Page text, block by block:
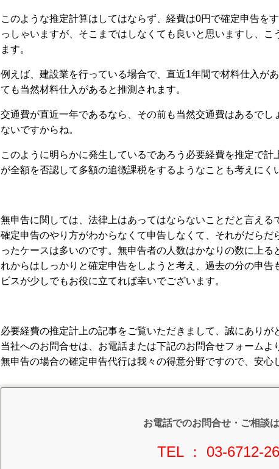
このような推定計算はしてはならず、経費は0円で確定申告を
っしゃいますが、そこまではしなくても良いと思いますし、
ます。
例えば、建設業を行っている場合で、直近1年間で材料仕入が
ても当然材料仕入があると推測されます。
交通費が直近一年であるなら、その前も当然交通費はあるでし
ないですからね。
このように明らかに発生しているであろう必要経費を推定で
が全額を否認して多額の追徴課税をするようなことも考えにく
無申告に関しては、法律上はあってはならないことだと言える
確定申告のやり方がわからなくて申告しなくて、それがだらだ
ったケースは多いのです。無申告者の人数はかなりの数に上る
れからはしっかりと確定申告をしようと考え、過去の分の申告
ビスが少しでもお役に立てれば幸いでございます。
必要経費の推定計上の記事をご覧いただきまして、誠にありが
当社へのお問合せは、お電話または下記のお問合せフォームよ
無申告の場合の確定申告代行は我々の得意分野ですので、安心
お電話でのお問合せ・ご相談
TEL ： 03-6712-